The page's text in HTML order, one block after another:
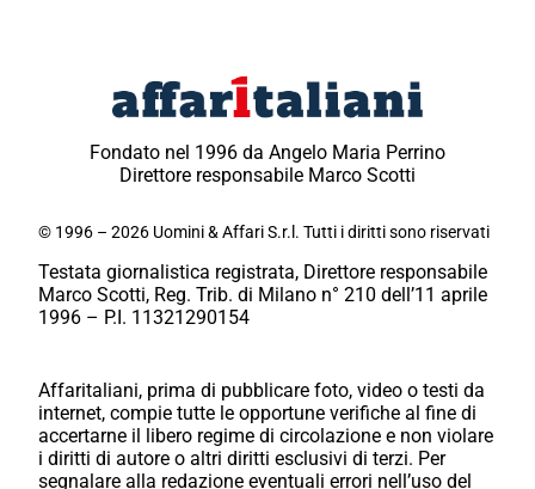
Fondato nel 1996 da Angelo Maria Perrino
Direttore responsabile Marco Scotti
© 1996 – 2026 Uomini & Affari S.r.l. Tutti i diritti sono riservati
Testata giornalistica registrata, Direttore responsabile
Marco Scotti, Reg. Trib. di Milano n° 210 dell’11 aprile
1996 – P.I. 11321290154
Affaritaliani, prima di pubblicare foto, video o testi da
internet, compie tutte le opportune verifiche al fine di
accertarne il libero regime di circolazione e non violare
i diritti di autore o altri diritti esclusivi di terzi. Per
segnalare alla redazione eventuali errori nell’uso del